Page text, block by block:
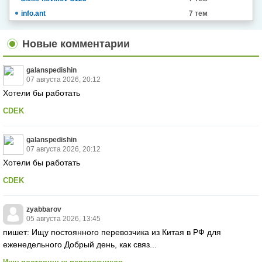
info.ant
7 тем
Новые комментарии
galanspedishin
07 августа 2026, 20:12
Хотели бы работать
CDEK
galanspedishin
07 августа 2026, 20:12
Хотели бы работать
CDEK
zyabbarov
05 августа 2026, 13:45
пишет: Ищу постоянного перевозчика из Китая в РФ для
еженедельного Добрый день, как связ...